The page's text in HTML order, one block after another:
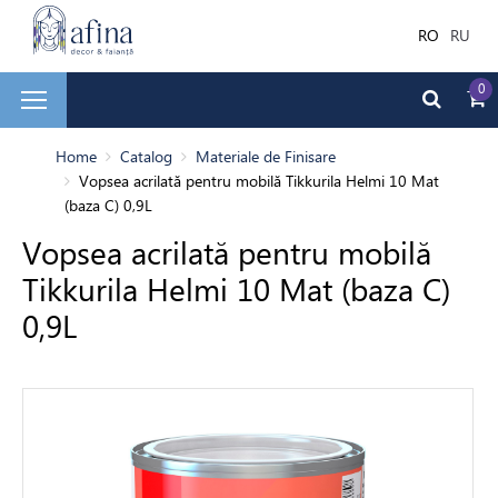
RO RU
faianță
0
Home Catalog
Materiale de Finisare
Vopsea acrilată pentru mobilă Tikkurila Helmi 10 Mat
(baza C) 0,9L
Vopsea acrilată pentru mobilă
Tikkurila Helmi 10 Mat (baza C)
0,9L